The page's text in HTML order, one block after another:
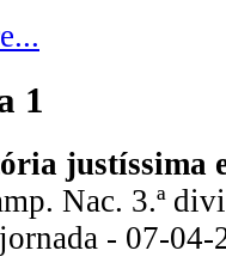
1
justíssima
Nac. 3.ª
jornada - 07-04-